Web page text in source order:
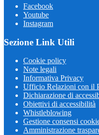
Facebook
Youtube
Instagram
Sezione Link Utili
Cookie policy
Note legali
Informativa Privacy
Ufficio Relazioni con il
Dichiarazione di
Obiettivi di accessibilità
Whistleblowing
Gestione consensi
Amministrazione